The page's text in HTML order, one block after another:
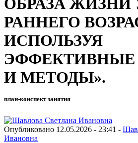
РАННЕГО
ИСПОЛЬЗУЯ
И МЕТОДЫ».
план-конспект занятия
Опубликовано 12.05.2026 - 23:41 -
Ивановна